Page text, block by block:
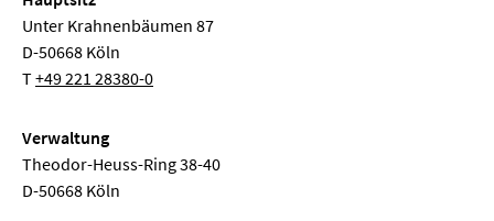
Unter Krahnenbäumen 87
D-50668 Köln
T+49 221 28380-0
Verwaltung
Theodor-Heuss-Ring 38-40
D-50668 Köln